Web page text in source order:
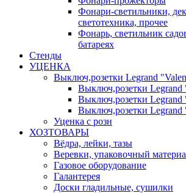
Фонари-светильники,
светотехника, прочее
Фонарь, светильник
батареях
Стенды
УЦЕНКА
Выключ,розетки Legrand
Выключ,розетки Legrand
Выключ,розетки Legrand
Выключ,розетки Legrand
Уценка с розн
ХОЗТОВАРЫ
Вёдра, лейки, тазы
Веревки, упаковочный
Газовое оборудование
Галантерея
Доски гладильные, сушилки